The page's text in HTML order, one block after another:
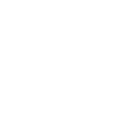
09-29
09-29